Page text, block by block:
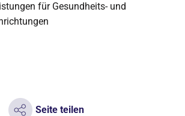
für Gesundheits- und
Seite teilen